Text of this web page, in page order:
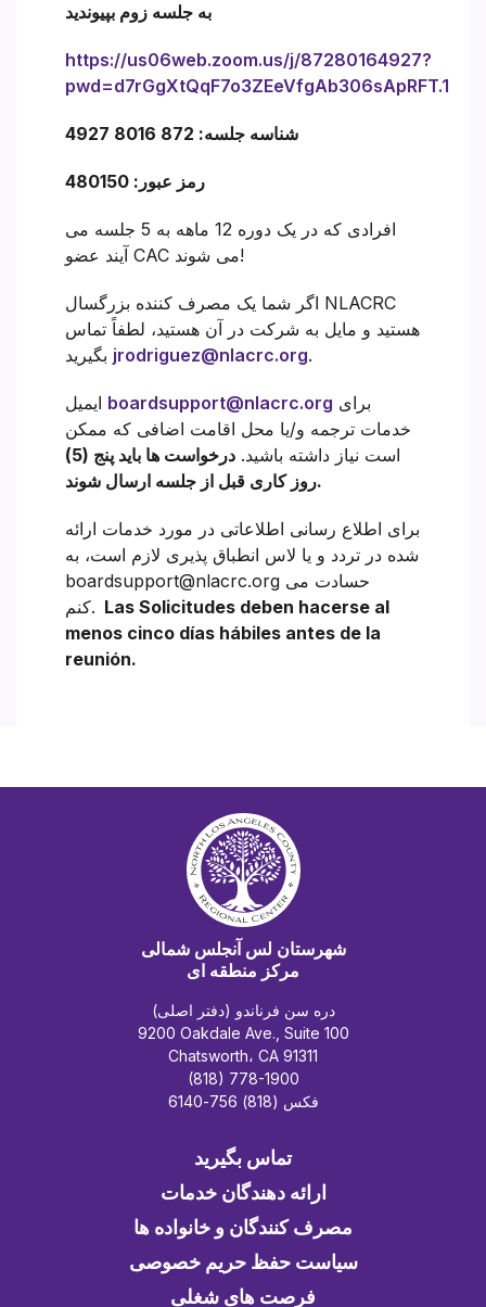
به جلسه زوم بپیوندید
https://us06web.zoom.us/j/87280164927?
pwd=d7rGgXtQqF7o3ZEeVfgAb306sApRFT.1
شناسه جلسه: 872 8016 4927
رمز عبور: 480150
افرادی که در یک دوره 12 ماهه به 5 جلسه می
آیند عضو CAC می شوند!
اگر شما یک مصرف کننده بزرگسال NLACRC
هستید و مایل به شرکت در آن هستید، لطفاً تماس
jrodriguez@nlacrc.org.
boardsupport@nlacrc.org
خدمات ترجمه و/یا محل اقامت اضافی که ممکن
است نیاز داشته باشید.
درخواست ها باید پنج (5)
روز کاری قبل از جلسه ارسال شوند.
برای اطلاع رسانی اطلاعاتی در مورد خدمات ارائه
شده در تردد و یا لاس انطباق پذیری لازم است، به
boardsupport@nlacrc.org حسادت می
کنم. Las Solicitudes deben hacerse al
menos cinco días hábiles antes de la
reunión.
شهرستان لس آنجلس شمالی
مرکز منطقه ای
دره سن فرناندو (دفتر اصلی)
9200 Oakdale Ave., Suite 100
Chatsworth، CA 91311
(818) 778-1900
فکس (818) 756-6140
تماس بگیرید
ارائه دهندگان خدمات
مصرف کنندگان و خانواده ها
سیاست حفظ حریم خصوصی
فرصت های شغلی